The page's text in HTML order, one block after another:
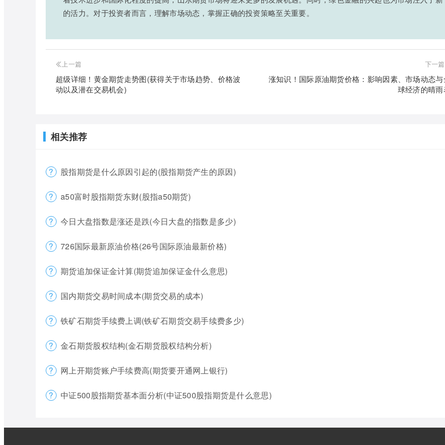
的活力。对于投资者而言，理解市场动态，掌握正确的投资策略至关重要。
上一篇
超级详细！黄金期货走势图(获得关于市场趋势、价格波
动以及潜在交易机会)
下一篇
涨知识！国际原油期货价格：影响因素、市场动态
球经济的晴
相关推荐
股指期货是什么原因引起的(股指期货产生的原因)
a50富时股指期货东财(股指a50期货)
今日大盘指数是涨还是跌(今日大盘的指数是多少)
726国际最新原油价格(26号国际原油最新价格)
期货追加保证金计算(期货追加保证金什么意思)
国内期货交易时间成本(期货交易的成本)
铁矿石期货手续费上调(铁矿石期货交易手续费多少)
金石期货股权结构(金石期货股权结构分析)
网上开期货账户手续费高(期货要开通网上银行)
中证500股指期货基本面分析(中证500股指期货是什么意思)